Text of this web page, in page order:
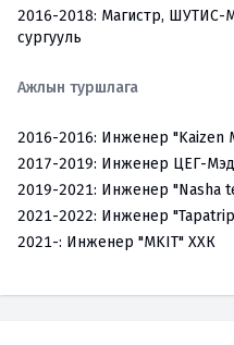
2016-2018: Магистр, ШУТИС-
сургууль
Ажлын туршлага
2016-2016: Инженер "Kaizen
2017-2019: Инженер ЦЕГ-
2019-2021: Инженер "Nasha
2021-2022: Инженер
2021-: Инженер "MKIT" ХХК